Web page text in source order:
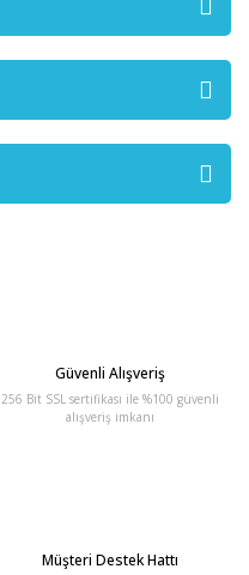
Güvenli Alışveriş
256 Bit SSL sertifikası ile %100 güvenli
alışveriş imkanı
Müşteri Destek Hattı